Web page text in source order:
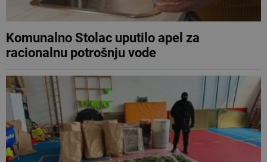
Komunalno Stolac uputilo apel za
racionalnu potrošnju vode